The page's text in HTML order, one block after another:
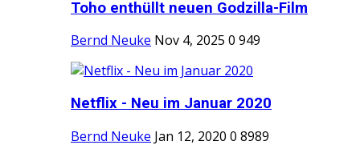
Toho enthüllt neuen Godzilla-Film
Bernd Neuke Nov 4, 2025 0 949
Netflix - Neu im Januar 2020
Bernd Neuke Jan 12, 2020 0 8989